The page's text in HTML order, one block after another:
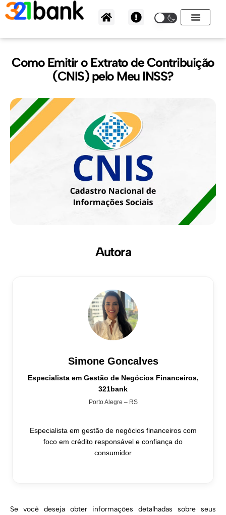
para
conteúdo
Como Emitir o Extrato de Contribuição
(CNIS) pelo Meu INSS?
Autora
Simone Goncalves
Especialista em Gestão de Negócios Financeiros,
321bank
Porto Alegre – RS
Especialista em gestão de negócios financeiros com
foco em crédito responsável e confiança do
consumidor
Se você deseja obter informações detalhadas sobre seus